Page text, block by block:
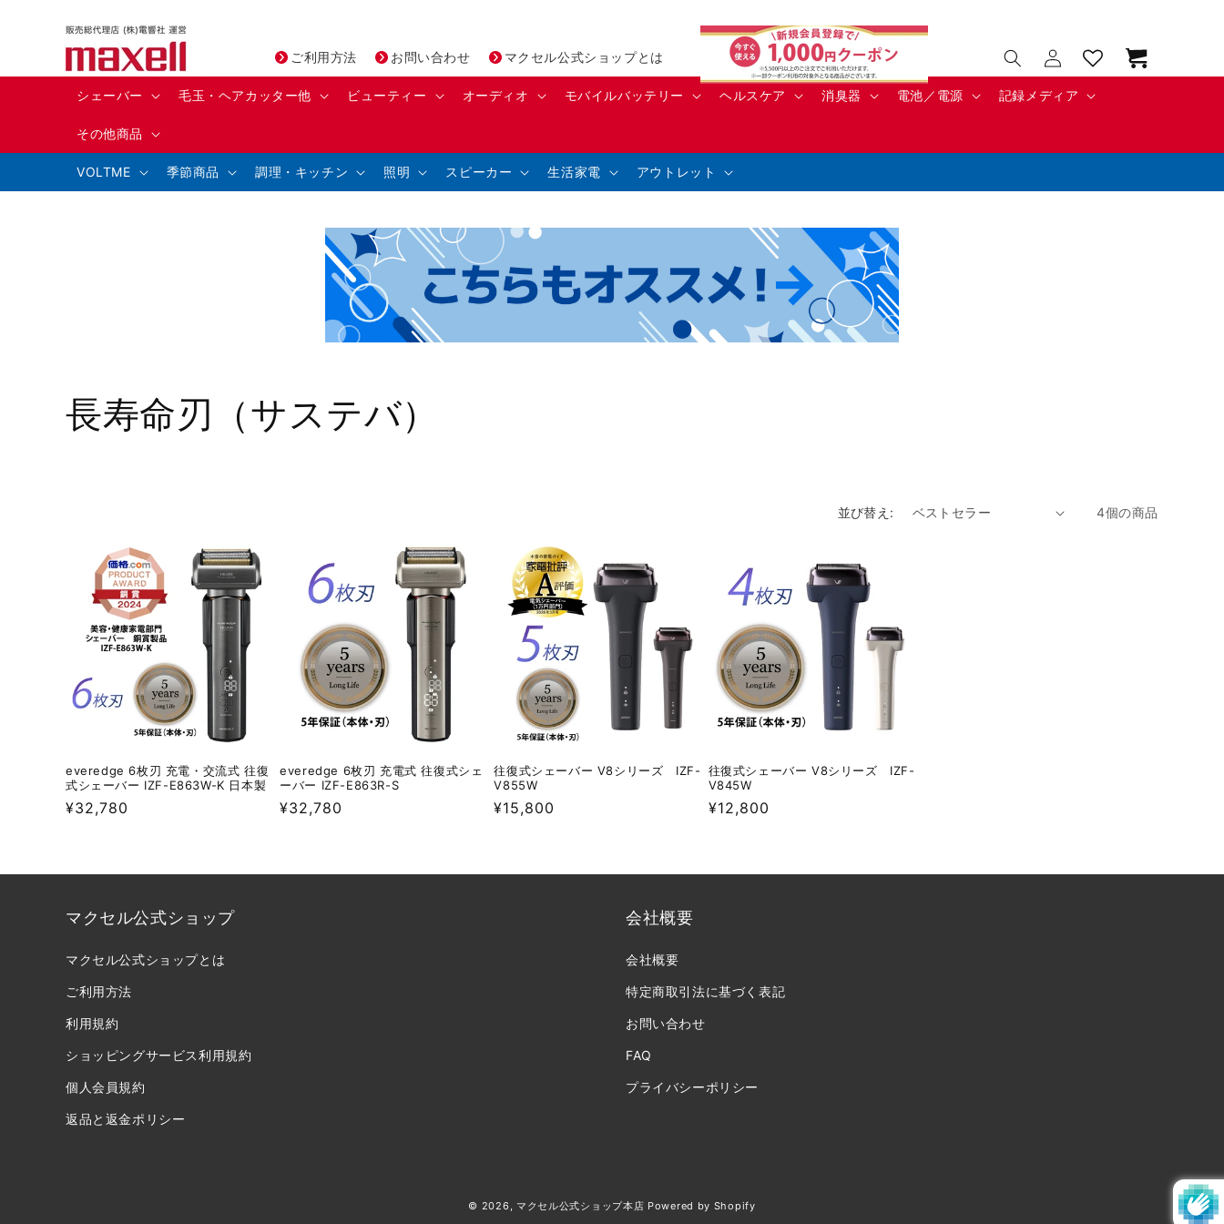
シェーバー 毛玉・ヘアカッター他 ビューティー オーディオ モバイルバッテリー ヘルスケア 消臭器 電池／電源 記録メディア
その他商品
ご利用方法 お問い合わせ マクセル公式ショップとは
ー
ト
VOLTME 季節商品 調理・キッチン 照明 スピーカー 生活家電 アウトレット
コ
シ
ョ
ン
:
長寿命刃（サステバ）
並び替え: 4個の商品
everedge 6枚刃 充電・交流式 往復
式シェーバー IZF-E863W-K 日本製
通
格
¥32,780
everedge 6枚刃 充電式 往復式シェ
ーバー IZF-E863R-S
通
格
¥32,780
往復式シェーバー V8シリーズ IZF-
V855W
通
格
¥15,800
往復式シェーバー V8シリーズ IZF-
V845W
通
格
¥12,800
マクセル公式ショップ
マクセル公式ショップとは
ご利用方法
利用規約
ショッピングサービス利用規約
個人会員規約
返品と返金ポリシー
会社概要
会社概要
特定商取引法に基づく表記
お問い合わせ
FAQ
プライバシーポリシー
© 2026, マクセル公式ショップ本店 Powered by Shopify